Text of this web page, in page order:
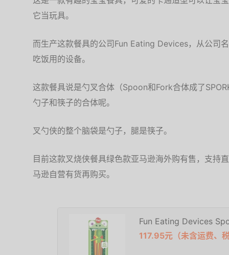
它当玩具。
而生产这款餐具的公司Fun Eating Devices，从公司
吃饭用的设备。
这款餐具说是勺叉合体（Spoon和Fork合体成了
勺子和筷子的合体呢。
叉勺侠的整个脑袋是勺子，腿是筷子。
目前这款叉烧侠餐具绿色款亚马逊海外购有售，支持
马逊自营有货再购买。
Fun Eating Devices
117.95元（未含运费、